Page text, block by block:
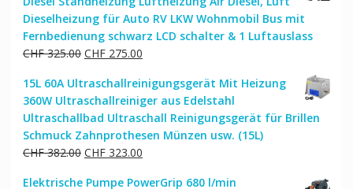
Dieselheizung für Auto RV LKW Wohnmobil Bus mit
Fernbedienung schwarz LCD schalter & 1 Luftauslass
CHF325.00 Ursprünglicher
war:
CHF 325.00
CHF275.00Aktueller
ist:
CHF 275.00.
15L 60A Ultraschallreinigungsgerät Mit Heizung
360W Ultraschallreiniger aus Edelstahl
Ultraschallbad Ultraschall Reinigungsgerät für Brillen
Schmuck Zahnprothesen Münzen usw. (15L)
CHF382.00 Ursprünglicher
CHF323.00Aktueller
Elektrische Pumpe PowerGrip 680 l/min